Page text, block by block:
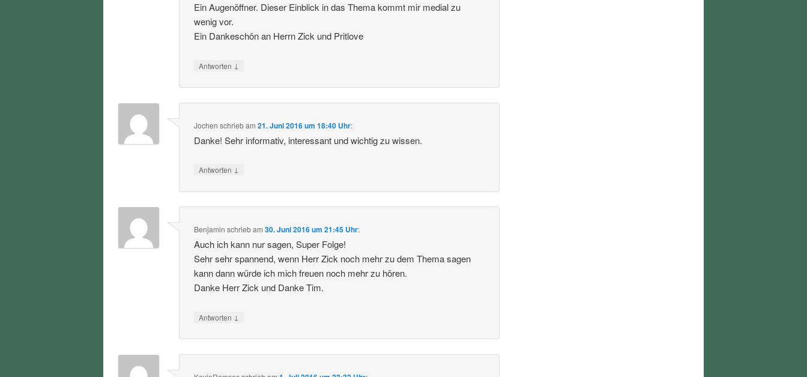
Ein Augenöffner. Dieser Einblick in das Thema kommt mir medial zu
wenig vor.
Ein Dankeschön an Herrn Zick und Pritlove
Antworten ↓
Jochen schriebam21. Juni 2016 um 18:40 Uhr:
Danke! Sehr informativ, interessant und wichtig zu wissen.
Antworten ↓
Benjamin schriebam30. Juni 2016 um 21:45 Uhr:
Auch ich kann nur sagen, Super Folge!
Sehr sehr spannend, wenn Herr Zick noch mehr zu dem Thema sagen
kann dann würde ich mich freuen noch mehr zu hören.
Danke Herr Zick und Danke Tim.
Antworten ↓